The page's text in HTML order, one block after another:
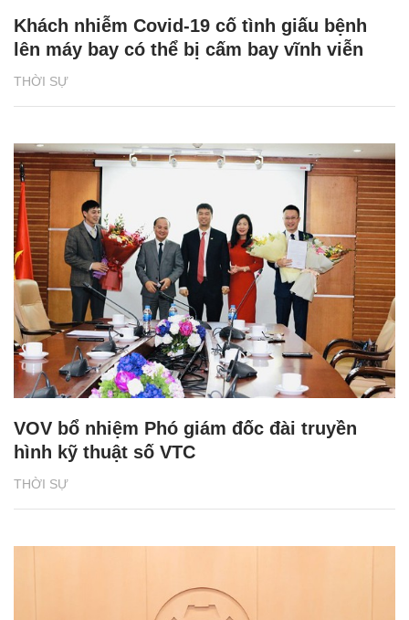
THỜI SỰ
Khách nhiễm Covid-19 cố tình giấu bệnh
lên máy bay có thể bị cấm bay vĩnh viễn
THỜI SỰ
VOV bổ nhiệm Phó giám đốc đài truyền
hình kỹ thuật số VTC